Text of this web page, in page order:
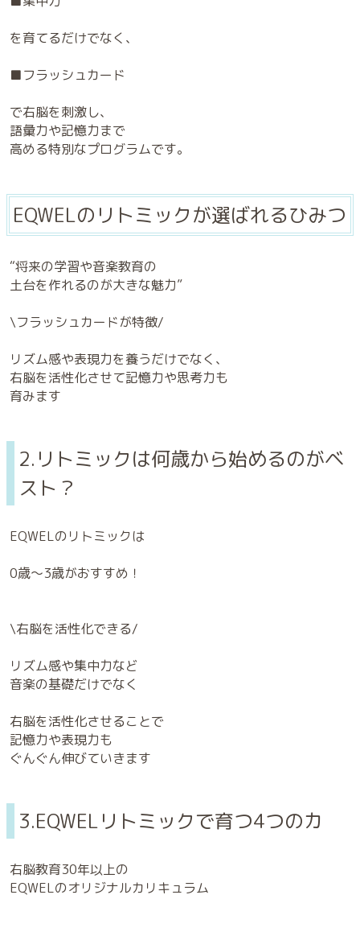
を育てるだけでなく、
■フラッシュカード
で右脳を刺激し、
語彙力や記憶力まで
高める特別なプログラムです。
EQWELのリトミックが選ばれるひみつ
“将来の学習や音楽教育の
土台を作れるのが大きな魅力”
\フラッシュカードが特徴/
リズム感や表現力を養うだけでなく、
右脳を活性化させて記憶力や思考力も
育みます
2.リトミックは何歳から始めるのがベ
スト？
EQWELのリトミックは
0歳〜3歳がおすすめ！
\右脳を活性化できる/
リズム感や集中力など
音楽の基礎だけでなく
右脳を活性化させることで
記憶力や表現力も
ぐんぐん伸びていきます
3.EQWELリトミックで育つ4つのカ
右脳教育30年以上の
EQWELのオリジナルカリキュラム